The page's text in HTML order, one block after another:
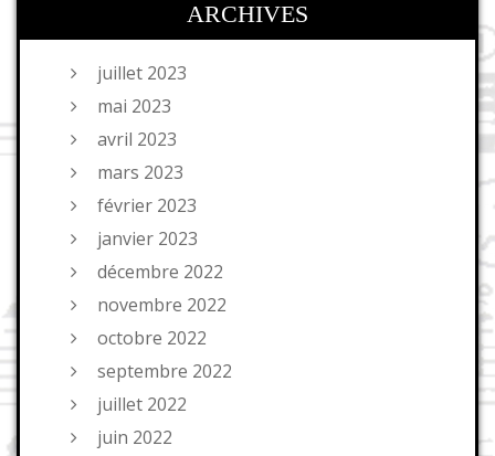
ARCHIVES
juillet 2023
mai 2023
avril 2023
mars 2023
février 2023
janvier 2023
décembre 2022
novembre 2022
octobre 2022
septembre 2022
juillet 2022
juin 2022